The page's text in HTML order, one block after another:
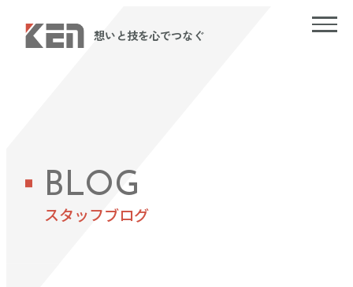
想いと技を心でつなぐ
BLOG
スタッフブログ